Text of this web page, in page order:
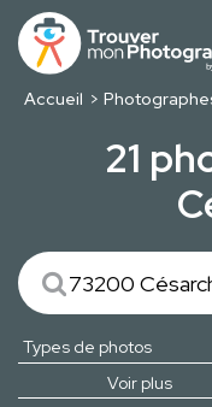
Accueil
21
Voir plus